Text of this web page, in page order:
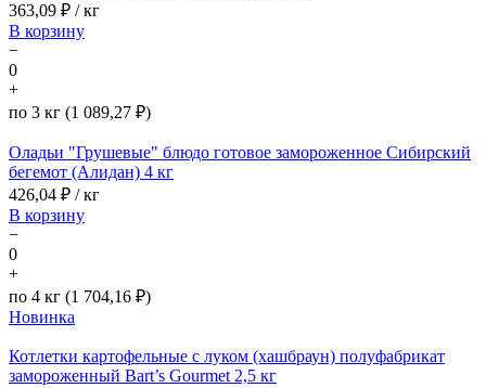
363,09 ₽ / кг
В корзину
−
0
+
по 3 кг (1 089,27 ₽)
Оладьи "Грушевые" блюдо готовое замороженное Сибирский
бегемот (Алидан) 4 кг
426,04 ₽ / кг
В корзину
−
0
+
по 4 кг (1 704,16 ₽)
Новинка
Котлетки картофельные с луком (хашбраун) полуфабрикат
замороженный Bart’s Gourmet 2,5 кг